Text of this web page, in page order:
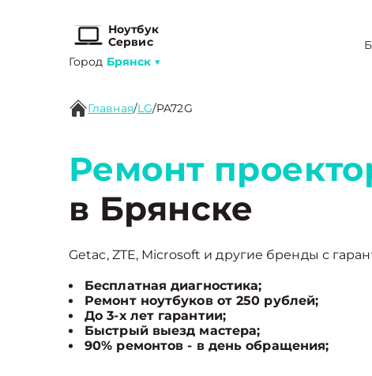
Ноутбук
Сервис
Город Брянск ▼
Главная/LG/PA72G
Ремонт
в Брянске
Getac, ZTE, Microsoft и другие бренды с
Бесплатная диагностика;
Ремонт ноутбуков от 250 рублей;
До 3-х лет гарантии;
Быстрый выезд мастера;
90% ремонтов - в день обращения;